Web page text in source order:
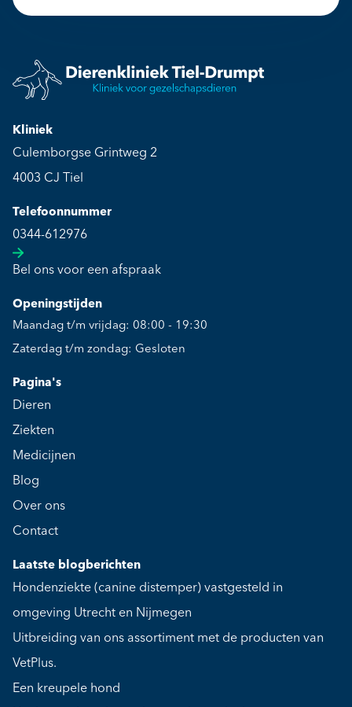
Kliniek
Culemborgse Grintweg 2
4003 CJ Tiel
Telefoonnummer
0344-612976
Bel ons voor een afspraak
Openingstijden
Maandag t/m vrijdag: 08:00 - 19:30
Zaterdag t/m zondag: Gesloten
Pagina's
Dieren
Ziekten
Medicijnen
Blog
Over ons
Contact
Laatste blogberichten
Hondenziekte (canine distemper) vastgesteld in
omgeving Utrecht en Nijmegen
Uitbreiding van ons assortiment met de producten van
VetPlus.
Een kreupele hond